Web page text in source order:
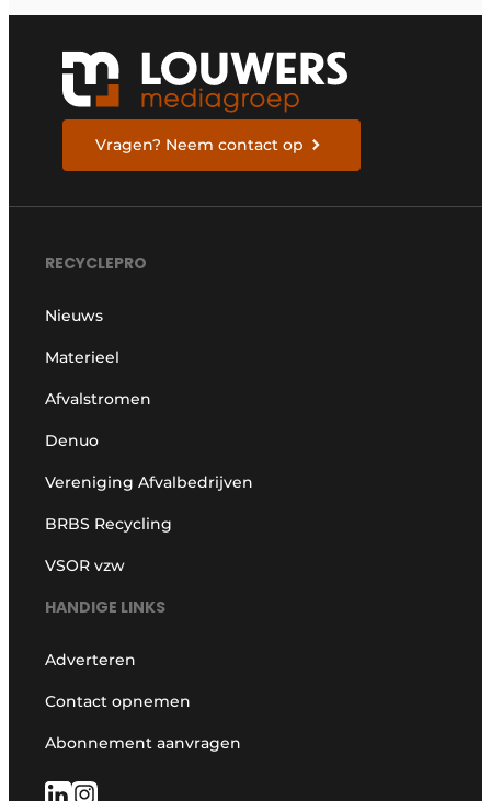
Vragen? Neem contact op
RECYCLEPRO
Nieuws
Materieel
Afvalstromen
Denuo
Vereniging Afvalbedrijven
BRBS Recycling
VSOR vzw
HANDIGE LINKS
Adverteren
Contact opnemen
Abonnement aanvragen